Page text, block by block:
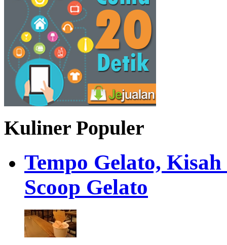
Kuliner Populer
Tempo Gelato,
Scoop Gelato